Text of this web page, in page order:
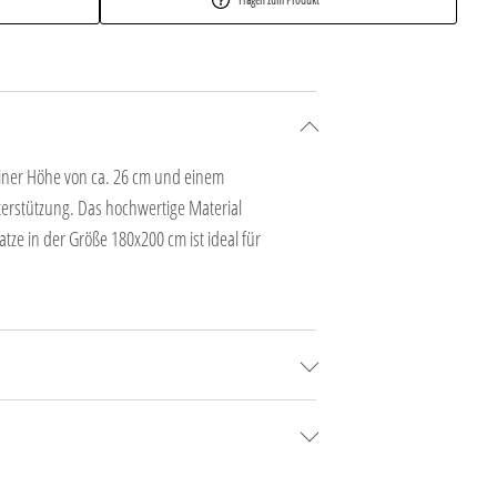
Höhe von ca. 26 cm und einem
Das hochwertige Material
in der Größe 180x200 cm ist ideal für